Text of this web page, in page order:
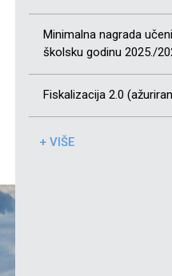
Minimalna nagrada
školsku godinu 2025./
Fiskalizacija 2.0
+ VIŠE